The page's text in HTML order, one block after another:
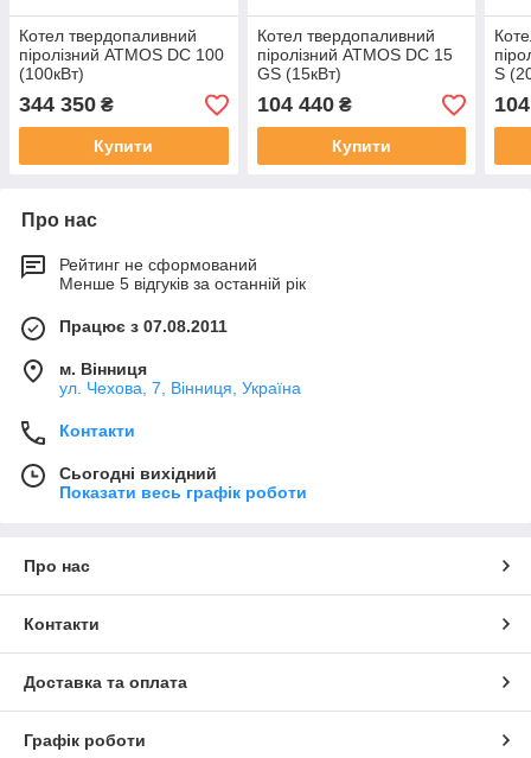
Котел твердопаливний
піролізний ATMOS DC 100
(100кВт)
344 350 ₴
Купити
Котел твердопаливний
піролізний ATMOS DC 15
GS (15кВт)
104 440₴
Купити
S
Про нас
Рейтинг не сформований
Менше 5 відгуків за останній рік
Працює з 07.08.2011
м. Вінниця
ул. Чехова, 7, Вінниця, Україна
Контакти
Сьогодні вихідний
Показати весь графік роботи
Про нас
Контакти
Доставка та оплата
Графік роботи